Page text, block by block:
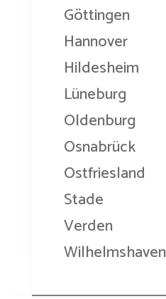
Göttingen
Hannover
Hildesheim
Lüneburg
Oldenburg
Osnabrück
Ostfriesland
Stade
Verden
Wilhelmshaven